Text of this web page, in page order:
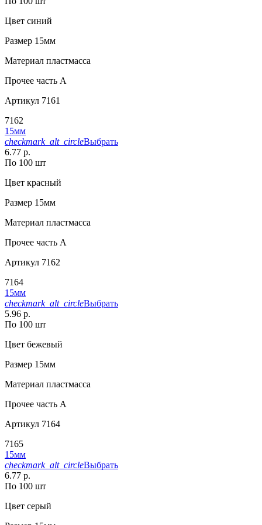
Цвет синий
Размер 15мм
Материал пластмасса
Прочее часть A
Артикул 7161
7162
15мм
checkmark_alt_circleВыбрать
6.77 р.
По 100 шт
Цвет красный
Размер 15мм
Материал пластмасса
Прочее часть A
Артикул 7162
7164
15мм
checkmark_alt_circleВыбрать
5.96 р.
По 100 шт
Цвет бежевый
Размер 15мм
Материал пластмасса
Прочее часть A
Артикул 7164
7165
15мм
checkmark_alt_circleВыбрать
6.77 р.
По 100 шт
Цвет серый